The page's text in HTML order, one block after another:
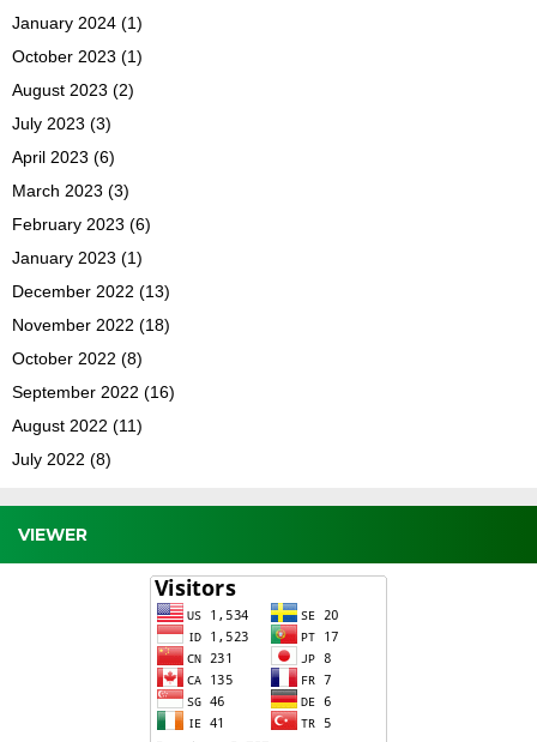
January 2024 (1)
October 2023 (1)
August 2023 (2)
July 2023 (3)
April 2023 (6)
March 2023 (3)
February 2023 (6)
January 2023 (1)
December 2022 (13)
November 2022 (18)
October 2022 (8)
September 2022 (16)
August 2022 (11)
July 2022 (8)
VIEWER